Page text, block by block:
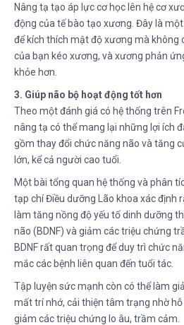
Nâng tạ tạo áp lực cơ học lên hệ cơ
động của tế bào tạo xương. Đây là
để kích thích mật độ xương mà không
của bạn kéo xương, và xương phản
khỏe hơn.
3. Giúp não bộ hoạt động tốt hơn
Theo một đánh giá có hệ thống trên
nâng tạ có thể mang lại những lợi ích
gồm thay đổi chức năng não và tăng
lớn, kể cả người cao tuổi.
Một bài tổng quan hệ thống và phân
tạp chí Điều dưỡng Lão khoa xác định
làm tăng nồng độ yếu tố dinh dưỡng
não (BDNF) và giảm các triệu chứng
BDNF rất quan trọng để duy trì chức
mắc các bệnh liên quan đến tuổi tác.
Tập luyện sức mạnh còn có thể làm
mất trí nhớ, cải thiện tâm trạng nhờ
giảm các triệu chứng lo âu, trầm cảm.